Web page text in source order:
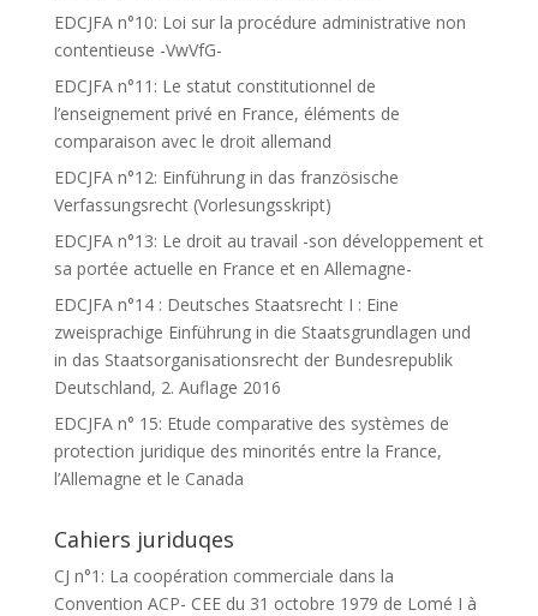
EDCJFA n°10: Loi sur la procédure administrative non
contentieuse -VwVfG-
EDCJFA n°11: Le statut constitutionnel de
l’enseignement privé en France, éléments de
comparaison avec le droit allemand
EDCJFA n°12: Einführung in das französische
Verfassungsrecht (Vorlesungsskript)
EDCJFA n°13: Le droit au travail -son développement et
sa portée actuelle en France et en Allemagne-
EDCJFA n°14 : Deutsches Staatsrecht I : Eine
zweisprachige Einführung in die Staatsgrundlagen und
in das Staatsorganisationsrecht der Bundesrepublik
Deutschland, 2. Auflage 2016
EDCJFA n° 15: Etude comparative des systèmes de
protection juridique des minorités entre la France,
l’Allemagne et le Canada
Cahiers juriduqes
CJ n°1: La coopération commerciale dans la
Convention ACP- CEE du 31 octobre 1979 de Lomé I à